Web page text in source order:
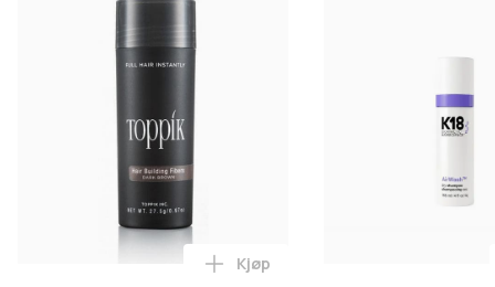
Legg Toppik - 27,5g - Dark
Kjøp